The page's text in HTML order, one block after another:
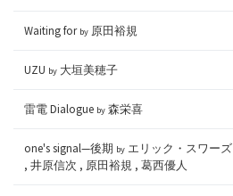
Waiting for by 原田裕規
UZU by 大垣美穂子
雷電 Dialogue by 森栄喜
one's signal—後期 by エリック・スワーズ
, 井原信次 , 原田裕規 , 葛西優人